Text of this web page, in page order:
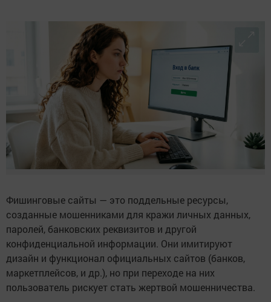
Фишинговые сайты — это поддельные ресурсы,
созданные мошенниками для кражи личных данных,
паролей, банковских реквизитов и другой
конфиденциальной информации. Они имитируют
дизайн и функционал официальных сайтов (банков,
маркетплейсов, и др.), но при переходе на них
пользователь рискует стать жертвой мошенничества.